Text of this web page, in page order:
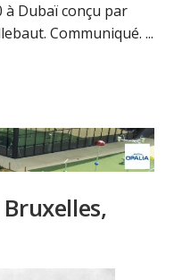
à Dubaï conçu par
Communiqué. ...